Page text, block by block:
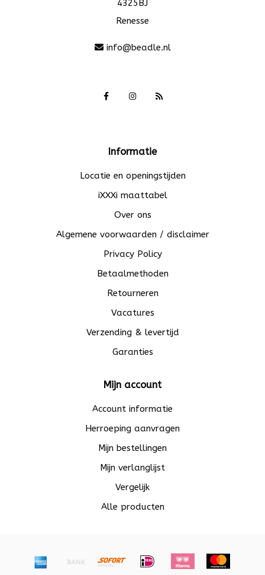
4325BJ
Renesse
info@beadle.nl
Informatie
Locatie en openingstijden
iXXXi maattabel
Over ons
Algemene voorwaarden / disclaimer
Privacy Policy
Betaalmethoden
Retourneren
Vacatures
Verzending & levertijd
Garanties
Mijn account
Account informatie
Herroeping aanvragen
Mijn bestellingen
Mijn verlanglijst
Vergelijk
Alle producten